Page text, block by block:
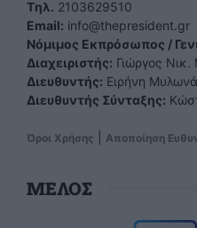
Tηλ. 2103629510
Email: info@thepresident.gr
Νόμιμος Εκπρόσωπος /
Διαχειριστής: Γιώργος
Διευθυντής: Ειρήνη Μυλωνά
Διευθυντής Σύνταξης:
Όροι Χρήσης Αποποίηση
ΜΕΛΟΣ